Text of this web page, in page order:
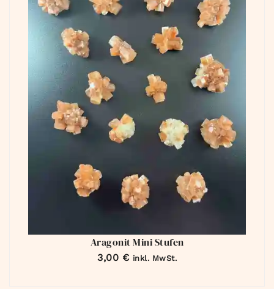
Aragonit Mini Stufen
3,00 € inkl. MwSt.